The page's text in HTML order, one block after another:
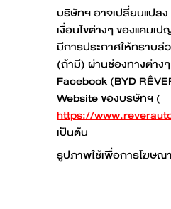
บริษัทฯ อาจเปลี่ยนแปลง
เงื่อนไขต่างๆ ของแคมเ
มีการประกาศให้ทราบล่
(ถ้ามี) ผ่านช่องทางต่าง
Facebook (BYD
Website ของบริษัทฯ (
https://
เป็นต้น
รูปภาพใช้เพื่อการโฆษณ